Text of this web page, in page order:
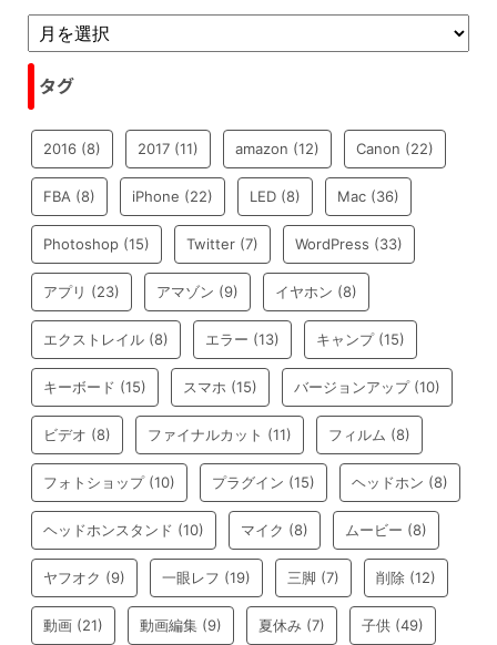
タグ
2016 (8) 2017 (11) amazon (12) Canon (22)
FBA (8) iPhone (22) LED (8) Mac (36)
Photoshop (15) Twitter (7) WordPress (33)
アプリ (23) アマゾン (9) イヤホン (8)
エクストレイル (8) エラー (13) キャンプ(15)
キーボード (15) スマホ (15) バージョンアップ(10)
ビデオ (8) ファイナルカット (11) フィルム (8)
フォトショップ(10) プラグイン (15) ヘッドホン (8)
ヘッドホンスタンド (10) マイク (8) ムービー (8)
ヤフオク (9) 一眼レフ (19) 三脚 (7) 削除 (12)
動画 (21) 動画編集 (9) 夏休み (7) 子供 (49)